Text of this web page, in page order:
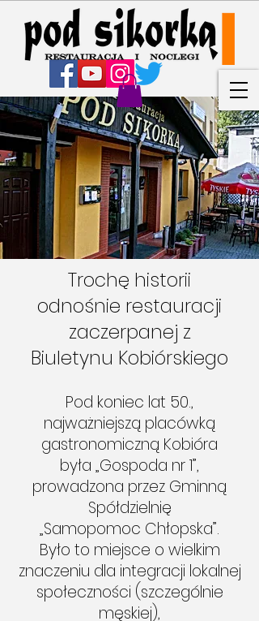
Trochę historii
odnośnie restauracji
zaczerpanej z
Biuletynu Kobiórskiego
Pod koniec lat 50.,
najważniejszą placówką
gastronomiczną Kobióra
była „Gospoda nr 1”,
prowadzona przez Gminną
Spółdzielnię
„Samopomoc Chłopska”.
Było to miejsce o wielkim
znaczeniu dla integracji lokalnej
społeczności (szczególnie
męskiej),